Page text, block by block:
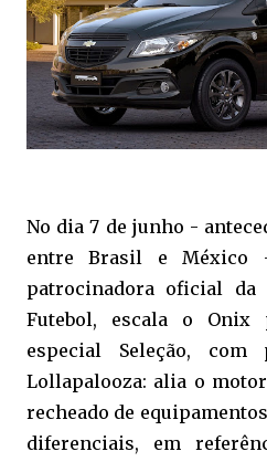
No dia 7 de junho -
entre Brasil e México
patrocinadora oficial da
Futebol, escala o Onix
especial Seleção,
Lollapalooza: alia o
recheado de
diferenciais, em